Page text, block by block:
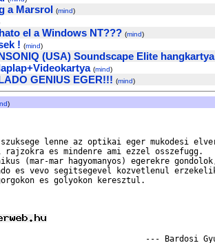
a Marsrol (mind)
el a Windows NT??? (mind)
! (mind)
(USA) Soundscape Elite
(mind)
GENIUS EGER!!! (mind)
)
szuksege lenne az optikai eger mukodesi
es mindenre ami ezzel osszefugg.
(mar-mar hagyomanyos) egerekre
es vevo segitsegevel kozvetlenul
es golyokon keresztul.